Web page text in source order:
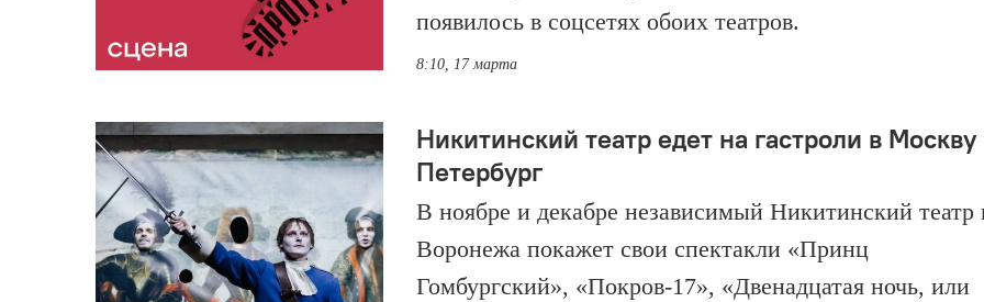
появилось в соцсетях обоих театров.
8:10, 17 марта
Никитинский театр едет на гастроли в Москву
Петербург
В ноябре и декабре независимый Никитинский театр
Воронежа покажет свои спектакли «Принц
Гомбургский», «Покров-17», «Двенадцатая ночь, или